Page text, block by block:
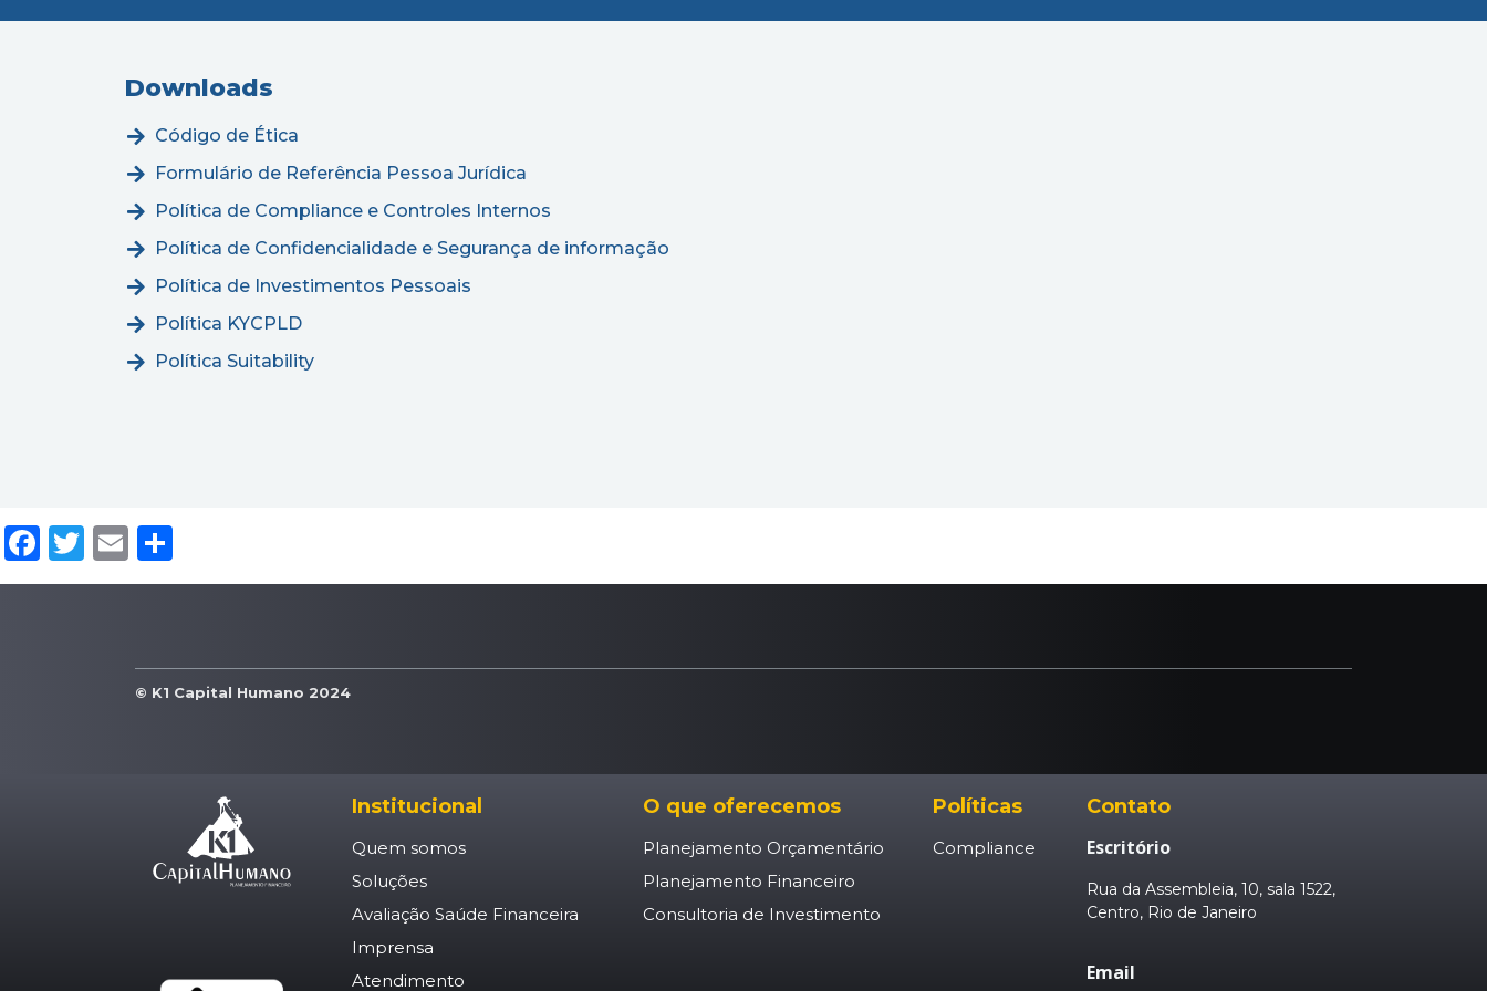
Downloads
Código de Ética
Formulário de Referência Pessoa Jurídica
Política de Compliance e Controles Internos
Política de Confidencialidade e Segurança de informação
Política de Investimentos Pessoais
Política KYCPLD
Política Suitability
Facebook
Twitter
Email
© K1 Capital Humano 2024
Institucional
Quem somos
Soluções
Avaliação Saúde Financeira
Imprensa
Atendimento
O que oferecemos
Planejamento Orçamentário
Planejamento Financeiro
Consultoria de Investimento
Políticas
Compliance
Contato
Escritório
Rua da Assembleia, 10, sala 1522,
Centro, Rio de Janeiro
Email